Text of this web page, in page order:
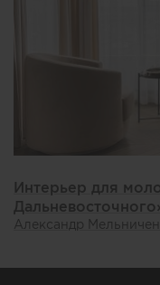
Интерьер для
Александр